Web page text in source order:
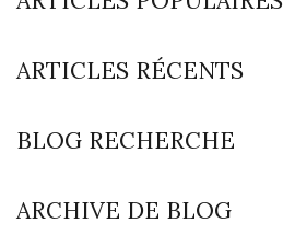
ARTICLES RÉCENTS
BLOG RECHERCHE
ARCHIVE DE BLOG